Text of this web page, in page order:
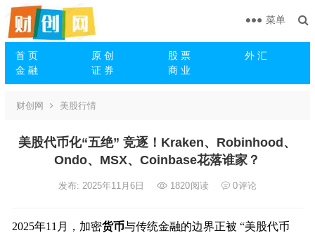
首 页 原 创 股 票
外 汇
金 融
证 券 商 业
菜单
财创网 美股行情
美股代币化“五绝” 竞逐！Kraken、Robinhood、
Ondo、MSX、Coinbase花落谁家？
发布: 2025年11月6日 1820阅读 0评论
2025年11月，加密货币与传统金融的边界正被 “美股代币